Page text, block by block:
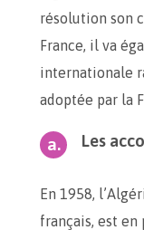
résolution son
France, il va
internationale
adoptée par la
Les
En 1958,
français, est